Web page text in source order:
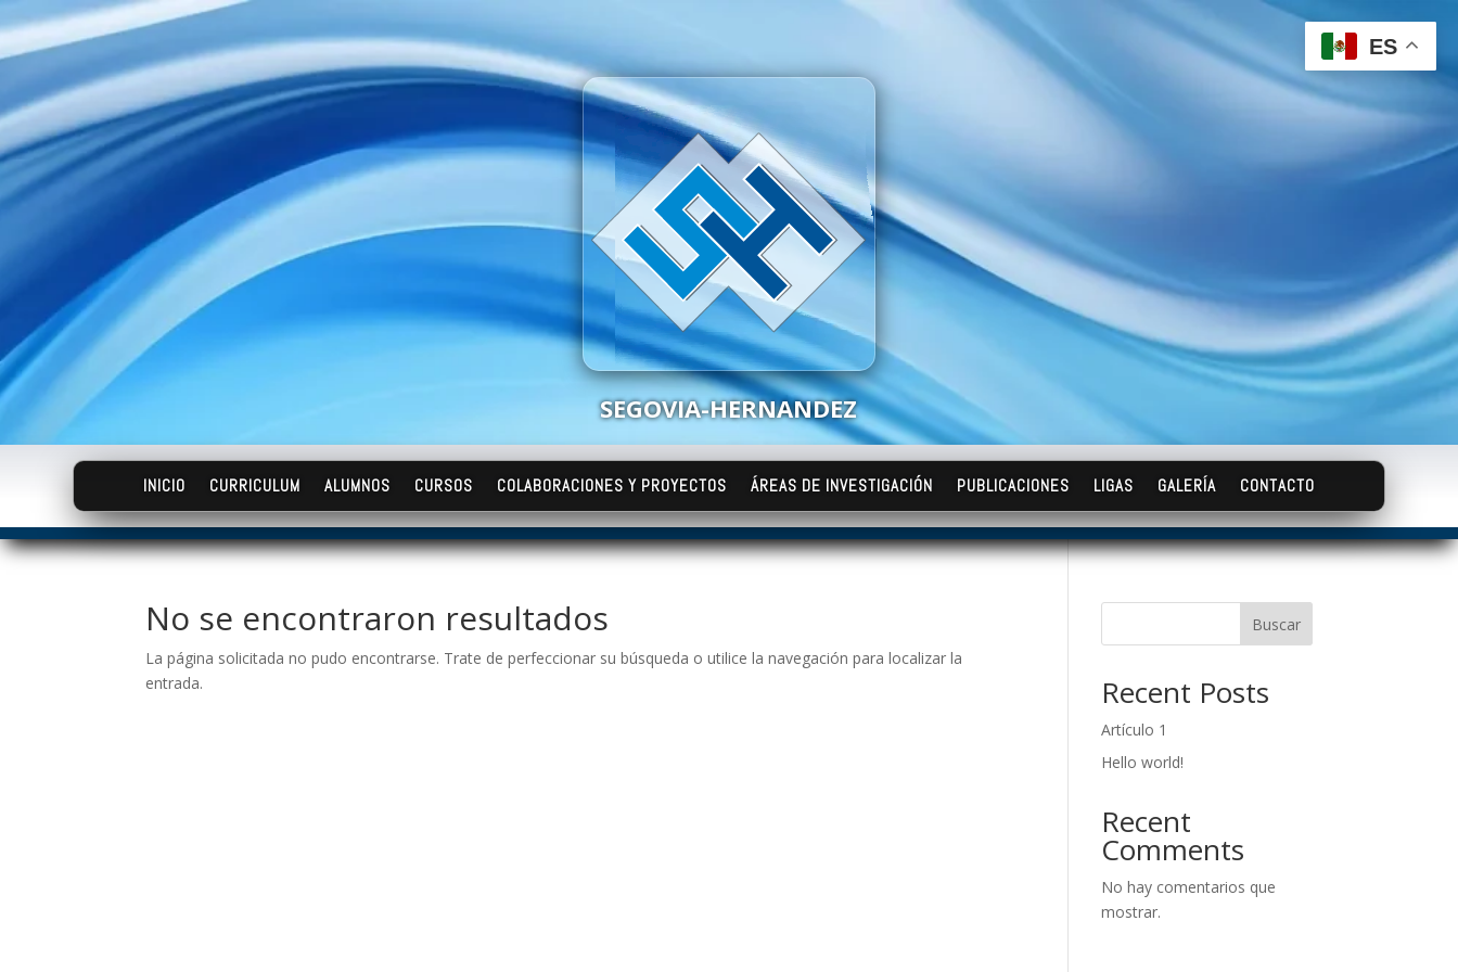
SEGOVIA-HERNANDEZ
INICIO CURRICULUM ALUMNOS CURSOS COLABORACIONES Y PROYECTOS ÁREAS DE INVESTIGACIÓN PUBLICACIONES LIGAS GALERÍA CONTACTO
No se encontraron resultados
La página solicitada no pudo encontrarse. Trate de perfeccionar su búsqueda o utilice la navegación para localizar la
entrada.
Buscar
Recent Posts
Artículo 1
Hello world!
Recent
Comments
No hay comentarios que
mostrar.
ES